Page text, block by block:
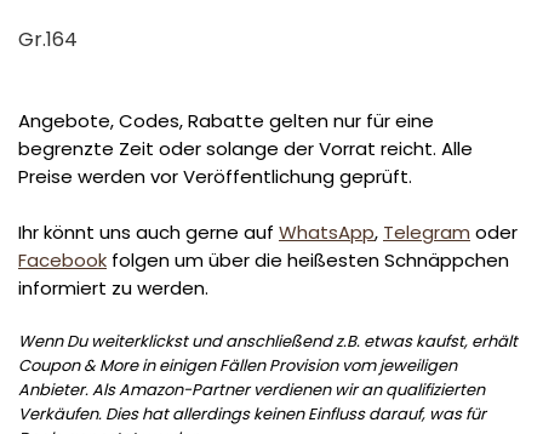
Gr.164
Angebote, Codes, Rabatte gelten nur für eine
begrenzte Zeit oder solange der Vorrat reicht. Alle
Preise werden vor Veröffentlichung geprüft.
Ihr könnt uns auch gerne auf WhatsApp, Telegram oder
Facebook folgen um über die heißesten Schnäppchen
informiert zu werden.
Wenn Du weiterklickst und anschließend z.B. etwas kaufst, erhält
Coupon & More in einigen Fällen Provision vom jeweiligen
Anbieter. Als Amazon-Partner verdienen wir an qualifizierten
Verkäufen. Dies hat allerdings keinen Einfluss darauf, was für